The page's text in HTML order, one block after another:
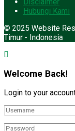
Hubungi Kami
© 2025 Website
Timur - Indonesia
Welcome Back!
Login to your